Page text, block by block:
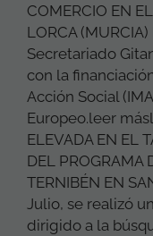
COMERCIO EN
LORCA
Secretariado
con la
Acción Social
Europeo.leer
ELEVADA EN EL
DEL PROGRAMA
TERNIBÉN EN
Julio, se realizó
dirigido a la